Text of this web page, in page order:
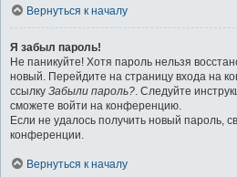
Вернуться к началу
Я забыл пароль!
Не паникуйте! Хотя пароль нельзя
новый. Перейдите на страницу входа на
ссылку Забыли пароль?. Следуйте
сможете войти на конференцию.
Если не удалось получить новый пароль,
конференции.
Вернуться к началу